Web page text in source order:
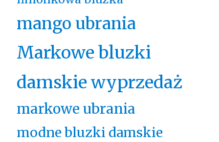
mango ubrania
Markowe bluzki
damskie wyprzedaż
markowe ubrania
modne bluzki damskie